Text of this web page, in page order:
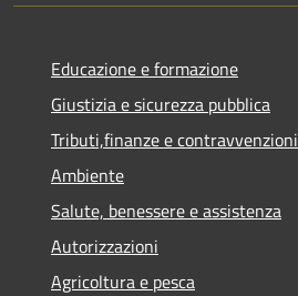
Educazione e formazione
Giustizia e sicurezza pubblica
Tributi,finanze e contravvenzioni
Ambiente
Salute, benessere e assistenza
Autorizzazioni
Agricoltura e pesca